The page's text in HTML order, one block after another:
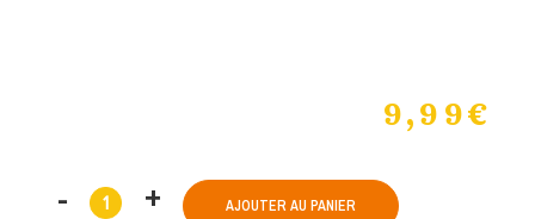
9,99€
AJOUTER AU PANIER